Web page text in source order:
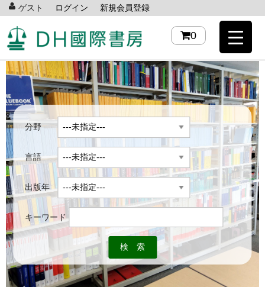
ゲスト ログイン 新規会員登録
0
分野
言語
出版年
キーワード